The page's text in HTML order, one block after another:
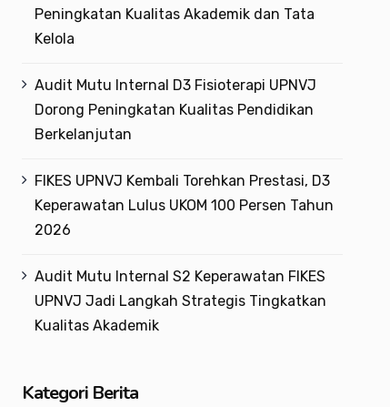
Peningkatan Kualitas Akademik dan Tata
Kelola
Audit Mutu Internal D3 Fisioterapi UPNVJ
Dorong Peningkatan Kualitas Pendidikan
Berkelanjutan
FIKES UPNVJ Kembali Torehkan Prestasi, D3
Keperawatan Lulus UKOM 100 Persen Tahun
2026
Audit Mutu Internal S2 Keperawatan FIKES
UPNVJ Jadi Langkah Strategis Tingkatkan
Kualitas Akademik
Kategori Berita